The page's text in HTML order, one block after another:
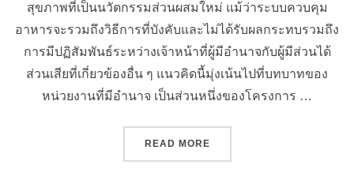
สุขภาพที่เป็นนวัตกรรมส่วนผสมใหม่ แม้ว่าระบบควบคุม
อาหารจะรวมถึงวิธีการที่บังคับและไม่ได้รับผลกระทบรวมถึง
การมีปฏิสัมพันธ์ระหว่างเจ้าหน้าที่ผู้มีอำนาจกับผู้มีส่วนได้
ส่วนเสียที่เกี่ยวข้องอื่น ๆ แนวคิดนี้มุ่งเน้นไปที่บทบาทของ
หน่วยงานที่มีอำนาจ เป็นส่วนหนึ่งของโครงการ …
READ MORE“ไฟล์: TF QUESTS ไทย TXT